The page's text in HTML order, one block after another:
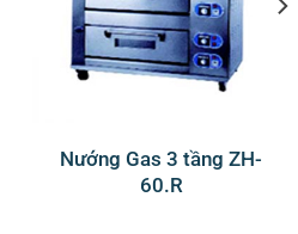
Nướng Gas 3 tầng ZH-
60.R